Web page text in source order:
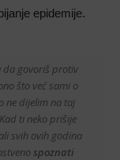
epidemije.
da govoriš protiv
što već sami o
ne dijelim na taj
. Kad ti neko prišije
svih ovih godina
spoznati